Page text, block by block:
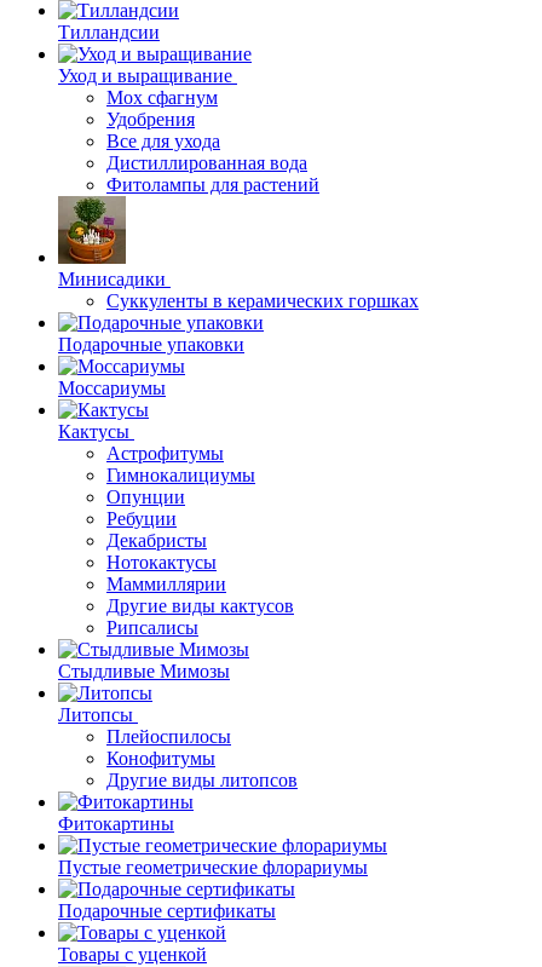
Тилландсии
Уход и выращивание
Мох сфагнум
Удобрения
Все для ухода
Дистиллированная вода
Фитолампы для растений
Минисадики
Суккуленты в керамических горшках
Подарочные упаковки
Моссариумы
Кактусы
Астрофитумы
Гимнокалициумы
Опунции
Ребуции
Декабристы
Нотокактусы
Маммиллярии
Другие виды кактусов
Рипсалисы
Стыдливые Мимозы
Литопсы
Плейоспилосы
Конофитумы
Другие виды литопсов
Фитокартины
Пустые геометрические флорариумы
Подарочные сертификаты
Товары с уценкой